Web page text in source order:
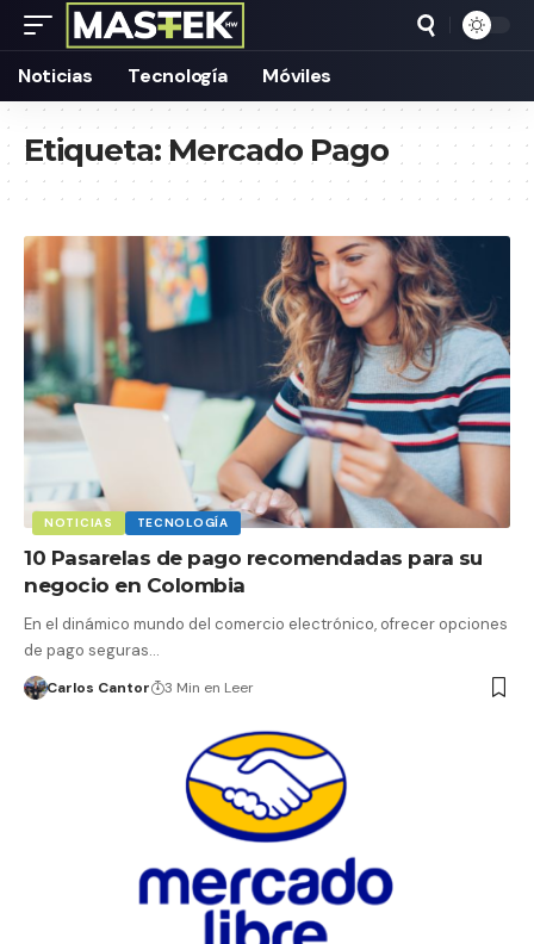
Noticias Tecnología Móviles
Etiqueta:Mercado Pago
NOTICIAS TECNOLOGÍA
10 Pasarelas de pago recomendadas para su
negocio en Colombia
En el dinámico mundo del comercio electrónico, ofrecer opciones
de pago seguras…
Carlos Cantor 3 Min en Leer